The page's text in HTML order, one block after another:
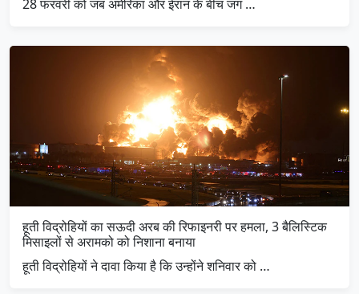
28 फरवरी को जब अमेरिका और ईरान के बीच जंग …
हूती विद्रोहियों का सऊदी अरब की रिफाइनरी पर हमला, 3 बैलिस्टिक
मिसाइलों से अरामको को निशाना बनाया
हूती विद्रोहियों ने दावा किया है कि उन्होंने शनिवार को …